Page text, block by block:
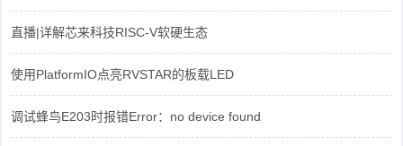
直播|详解芯来科技RISC-V软硬生态
使用PlatformIO点亮RVSTAR的板载LED
调试蜂鸟E203时报错Error：no device found